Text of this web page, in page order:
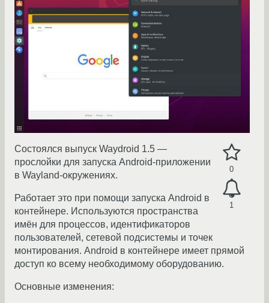
0
1
Состоялся выпуск Waydroid 1.5 —
прослойки для запуска Android-приложении
в Wayland-окружениях.
Работает это при помощи запуска Android в
контейнере. Используются пространства
имён для процессов, идентификаторов
пользователей, сетевой подсистемы и точек
монтирования. Android в контейнере имеет прямой
доступ ко всему необходимому оборудованию.
Основные изменения: